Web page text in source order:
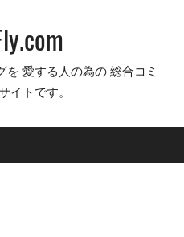
愛する人の為の 総合コミ
イトです。